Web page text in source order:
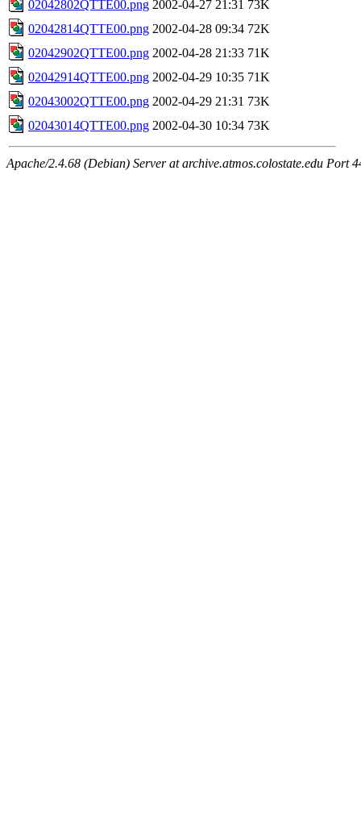
02042802QTTE00.png 2002-04-27 21:31 73K
02042814QTTE00.png 2002-04-28 09:34 72K
02042902QTTE00.png 2002-04-28 21:33 71K
02042914QTTE00.png 2002-04-29 10:35 71K
02043002QTTE00.png 2002-04-29 21:31 73K
02043014QTTE00.png 2002-04-30 10:34 73K
Apache/2.4.68 (Debian) Server at archive.atmos.colostate.edu Port